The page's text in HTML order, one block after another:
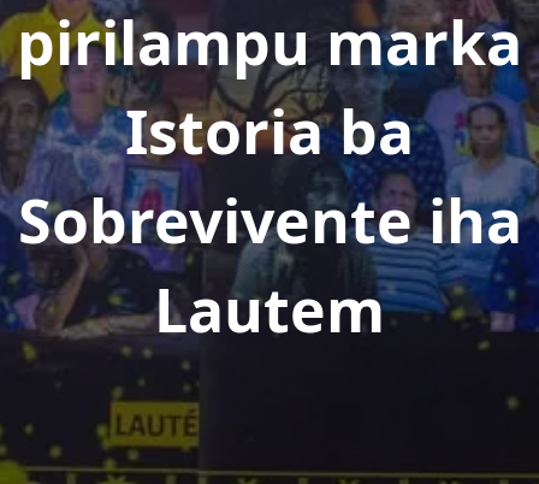
pirilampu marka
Istoria ba
Sobrevivente iha
Lautem